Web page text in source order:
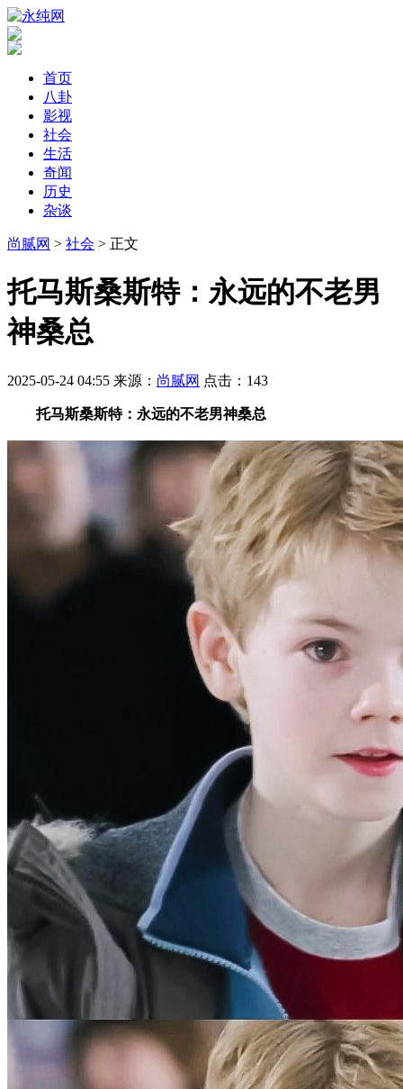
首页
八卦
影视
社会
生活
奇闻
历史
杂谈
尚腻网 > 社会 > 正文
​托马斯桑斯特：永远的不老男
神桑总
2025-05-24 04:55 来源： 尚腻网 点击： 143
托马斯桑斯特：永远的不老男神桑总